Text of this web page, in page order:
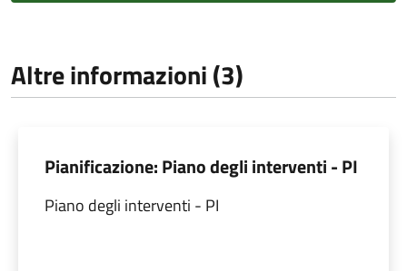
Altre informazioni (3)
Pianificazione: Piano degli interventi - PI
Piano degli interventi - PI